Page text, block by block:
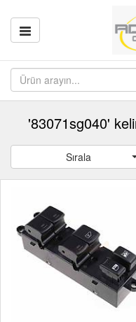
'83071sg040'
Sırala